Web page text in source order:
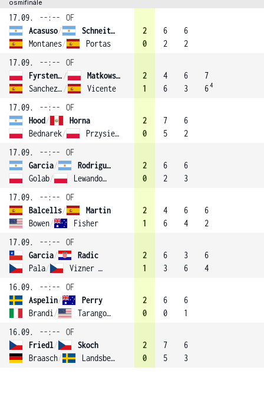
osmifinále
17.09. --:--
OF
Acasuso/
Schneiter
Montanes/ Portas
2
0
6
2
6
2
17.09.
--:--
OF
Fyrstenberg /
Matkowski
Sanchez-Munoz / Vicente
2
1
4
6
6
3
7
64
17.09. --:--
OF
Hood/
Horna
Bednarek/ Przysiezny
2
0
7
5
6
2
17.09.
--:--
OF
Garcia/
Rodriguez (3)
Golab/ Lewandowicz
2
0
6
2
6
3
17.09.
--:--
OF
Balcells/
Martin
Bowen/ Fisher
2
1
4
6
6
4
6
2
17.09.
--:--
OF
Garcia/
Radic
Pala/ Vizner (1)
2
1
6
3
3
6
6
4
16.09.
--:--
OF
Aspelin/
Perry
Brandi / Tarango (4)
2
0
6
0
6
1
16.09.
--:--
OF
Friedl/
Skoch
Braasch/ Landsberg (2)
2
0
7
5
6
3